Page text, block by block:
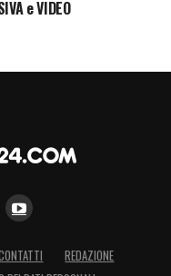
e VIDEO
REDAZIONE